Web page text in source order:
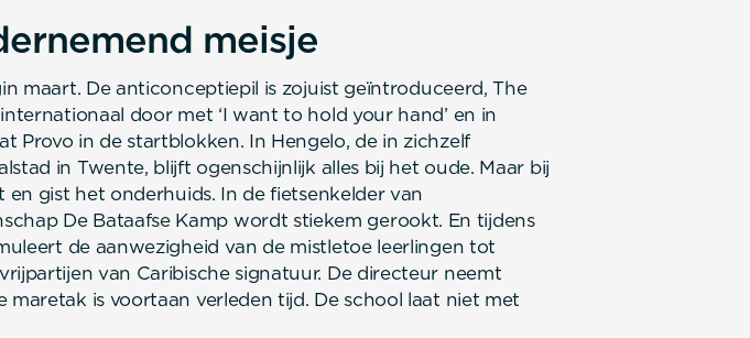
meisje
maart. De anticonceptiepil is zojuist geïntroduceerd, The
door met ‘I want to hold your hand’ en in
Provo in de startblokken. In Hengelo, de in zichzelf
in Twente, blijft ogenschijnlijk alles bij het oude. Maar bij
en gist het onderhuids. In de fietsenkelder van
De Bataafse Kamp wordt stiekem gerookt. En tijdens
de aanwezigheid van de mistletoe leerlingen tot
van Caribische signatuur. De directeur neemt
maretak is voortaan verleden tijd. De school laat niet met